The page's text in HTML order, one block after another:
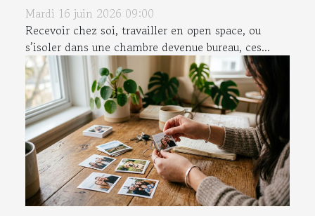
Mardi 16 juin 2026 09:00
Recevoir chez soi, travailler en open space, ou
s’isoler dans une chambre devenue bureau, ces...